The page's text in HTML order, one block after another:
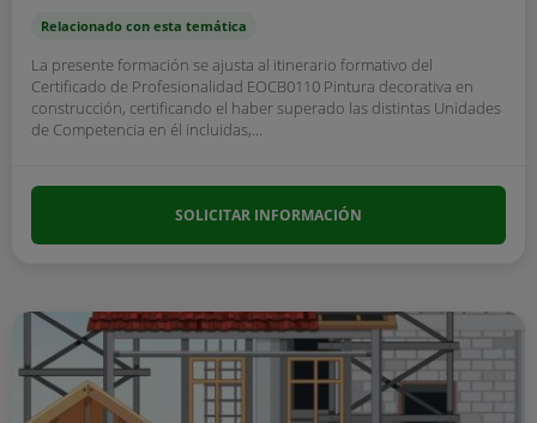
Relacionado con esta temática
La presente formación se ajusta al itinerario formativo del
Certificado de Profesionalidad EOCB0110 Pintura decorativa en
construcción, certificando el haber superado las distintas Unidades
de Competencia en él incluidas,...
SOLICITAR INFORMACIÓN